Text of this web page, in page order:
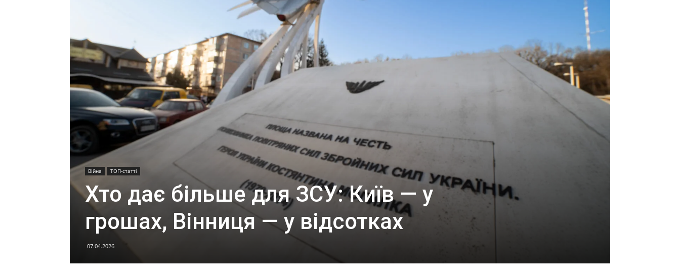
Війна ТОП-статті
Хто дає більше для ЗСУ: Київ — у
грошах, Вінниця — у відсотках
07.04.2026